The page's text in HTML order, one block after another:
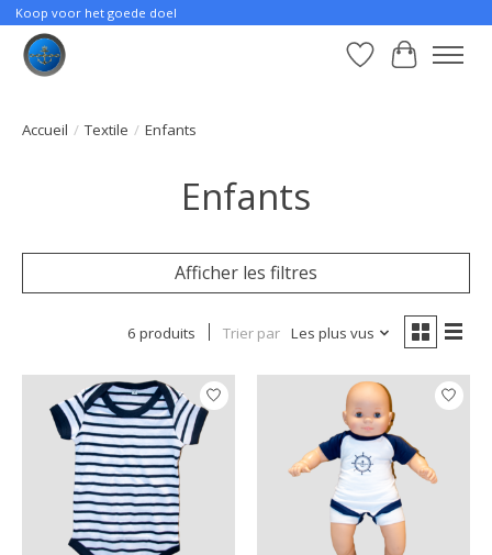
Koop voor het goede doel
Liste dePanier
Accueil / Textile / Enfants
Enfants
Afficher les filtres
6 produits Trier par Les plus vus